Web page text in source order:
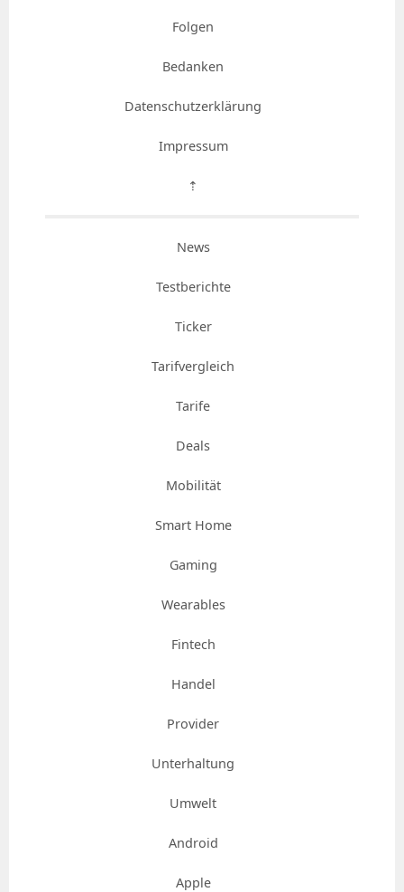
Folgen
Bedanken
Datenschutzerklärung
Impressum
⇡
News
Testberichte
Ticker
Tarifvergleich
Tarife
Deals
Mobilität
Smart Home
Gaming
Wearables
Fintech
Handel
Provider
Unterhaltung
Umwelt
Android
Apple